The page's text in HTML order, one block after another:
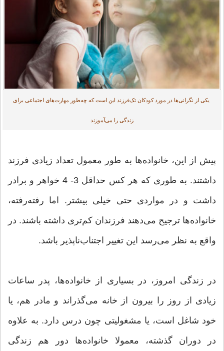
یکی از نگرانی‌ها در مورد کودکان تک‌فرزند این است که چه‌طور مهارت‌های اجتماعی برای
زندگی را می‌آموزند
پیش از این، خانواده‌ها به طور معمول تعداد زیادی فرزند
داشتند. به طوری که هر کس حداقل 3- 4 خواهر و برادر
داشت و در مواردی حتی خیلی بیشتر. اما رفته‌رفته،
خانواده‌ها ترجیح می‌دهند فرزندان کم‌تری داشته باشند. در
واقع به نظر می‌رسد این تغییر اجتناب‌ناپذیر باشد.
در زندگی امروز، در بسیاری از خانواده‌ها، پدر ساعات
زیادی از روز را بیرون از خانه می‌گذراند و مادر هم، یا
خود شاغل است، یا مشغولیتی چون درس دارد. به علاوه
در دوران گذشته، معمولا خانواده‌ها دور هم زندگی